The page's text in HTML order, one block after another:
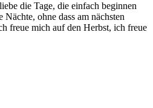
die Tage, die einfach beginnen
ohne dass am nächsten
freue mich auf den Herbst, ich freue